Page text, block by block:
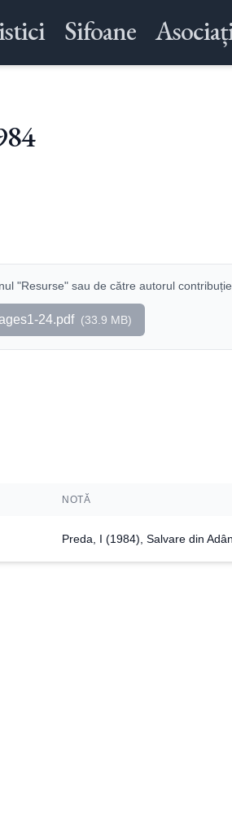
Sifoane
"Resurse" sau de către autorul
24.pdf (33.9 MB)
NOTĂ
Preda, I (1984), Salvare din